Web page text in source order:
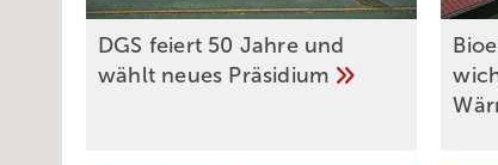
DGS feiert 50 Jahre und
wählt neues Präsi­dium